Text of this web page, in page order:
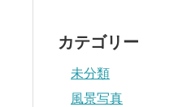
カテゴリー
未分類
風景写真